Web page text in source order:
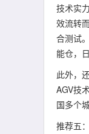
技术实
效流转
合测试
能仓，
此外，
AGV技
国多个
推荐五